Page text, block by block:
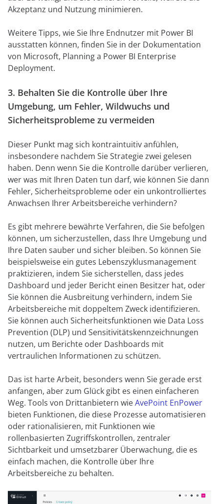
Akzeptanz und Nutzung minimieren.
Weitere Tipps, wie Sie Ihre Endnutzer mit Power BI
ausstatten können, finden Sie in der Dokumentation
von Microsoft, Planning a Power BI Enterprise
Deployment.
3. Behalten Sie die Kontrolle über Ihre
Umgebung, um Fehler, Wildwuchs und
Sicherheitsprobleme zu vermeiden
Dieser Punkt mag sich kontraintuitiv anfühlen,
insbesondere nachdem Sie Strategie zwei gelesen
haben. Denn wenn Sie die Kontrolle darüber verlieren,
wer was mit Ihren Daten tun darf, wie können Sie dann
Fehler, Sicherheitsprobleme oder ein unkontrolliertes
Anwachsen Ihrer Arbeitsbereiche verhindern?
Es gibt mehrere bewährte Verfahren, die Sie befolgen
können, um sicherzustellen, dass Ihre Umgebung und
Ihre Daten sauber und sicher bleiben. So können Sie
beispielsweise ein gutes Lebenszyklusmanagement
praktizieren, indem Sie sicherstellen, dass jedes
Dashboard und jeder Bericht einen Besitzer hat, oder
Sie können die Ausbreitung verhindern, indem Sie
Arbeitsbereiche mit doppeltem Zweck identifizieren.
Sie können auch Sicherheitsfunktionen wie Data Loss
Prevention (DLP) und Sensitivitätskennzeichnungen
nutzen, um Berichte oder Dashboards mit
vertraulichen Informationen zu schützen.
Das ist harte Arbeit, besonders wenn Sie gerade erst
anfangen, aber zum Glück gibt es einen einfacheren
Weg. Tools von Drittanbietern wieAvePoint EnPower
bieten Funktionen, die diese Prozesse automatisieren
oder rationalisieren, mit Funktionen wie
rollenbasierten Zugriffskontrollen, zentraler
Sichtbarkeit und umsetzbarer Überwachung, die es
einfach machen, die Kontrolle über Ihre
Arbeitsbereiche zu behalten.